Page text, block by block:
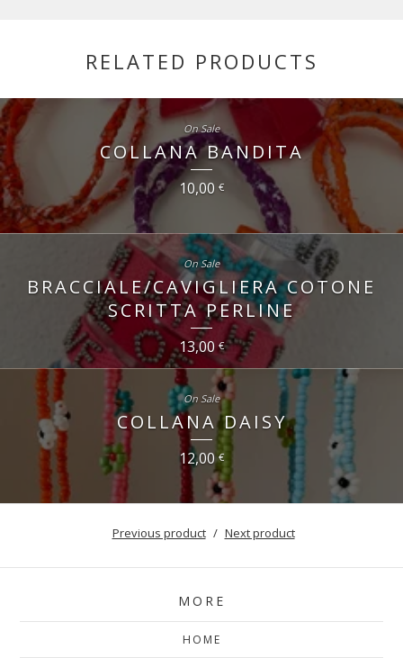
RELATED PRODUCTS
COLLANA BANDITA
10,00 €
On Sale
BRACCIALE/CAVIGLIERA COTONE
SCRITTA PERLINE
13,00€
On Sale
COLLANA DAISY
12,00€
On Sale
Previous product Next product
MORE
HOME